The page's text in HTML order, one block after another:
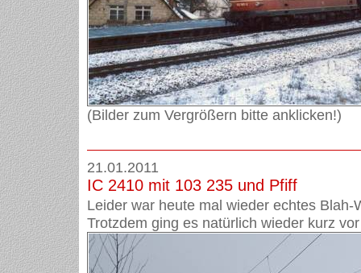
(Bilder zum Vergrößern bitte anklicken!)
21.01.2011
IC 2410 mit 103 235 und Pfiff
Leider war heute mal wieder echtes Blah-
Trotzdem ging es natürlich wieder kurz